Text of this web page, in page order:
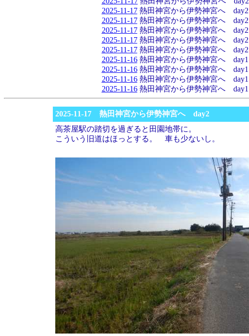
2025-11-17熱田神宮から伊勢神宮へ day2
2025-11-17熱田神宮から伊勢神宮へ day2
2025-11-17熱田神宮から伊勢神宮へ day2
2025-11-17熱田神宮から伊勢神宮へ day2
2025-11-17熱田神宮から伊勢神宮へ day2
2025-11-16熱田神宮から伊勢神宮へ day1
2025-11-16熱田神宮から伊勢神宮へ day1
2025-11-16熱田神宮から伊勢神宮へ day1
2025-11-16熱田神宮から伊勢神宮へ day1
2025-11-17 熱田神宮から伊勢神宮へ day2
高茶屋駅の踏切を過ぎると田園地帯に。
こういう旧道はほっとする。 車も少ないし。